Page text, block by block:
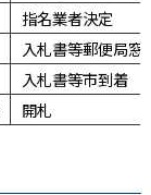
指名業者決定
入札書等郵便局窓
入札書等市到着
開札